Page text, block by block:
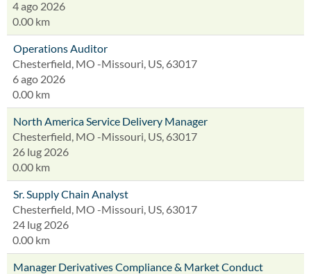
4 ago 2026
0.00 km
Operations Auditor
Chesterfield, MO -Missouri, US, 63017
6 ago 2026
0.00 km
North America Service Delivery Manager
Chesterfield, MO -Missouri, US, 63017
26 lug 2026
0.00 km
Sr. Supply Chain Analyst
Chesterfield, MO -Missouri, US, 63017
24 lug 2026
0.00 km
Manager Derivatives Compliance & Market Conduct